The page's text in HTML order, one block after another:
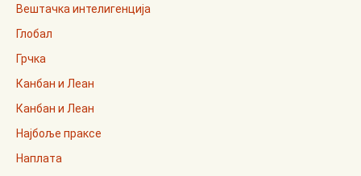
Вештачка интелигенција
Глобал
Грчка
Канбан и Леан
Канбан и Леан
Најбоље праксе
Наплата